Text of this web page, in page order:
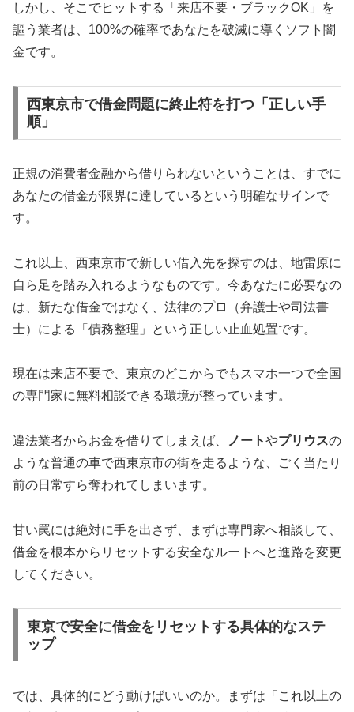
しかし、そこでヒットする「来店不要・ブラックOK」を
謳う業者は、100%の確率であなたを破滅に導くソフト闇
金です。
西東京市で借金問題に終止符を打つ「正しい手
順」
正規の消費者金融から借りられないということは、すでに
あなたの借金が限界に達しているという明確なサインで
す。
これ以上、西東京市で新しい借入先を探すのは、地雷原に
自ら足を踏み入れるようなものです。今あなたに必要なの
は、新たな借金ではなく、法律のプロ（弁護士や司法書
士）による「債務整理」という正しい止血処置です。
現在は来店不要で、東京のどこからでもスマホ一つで全国
の専門家に無料相談できる環境が整っています。
違法業者からお金を借りてしまえば、 ノートやプリウスの
ような普通の車で西東京市の街を走るような、ごく当たり
前の日常すら奪われてしまいます。
甘い罠には絶対に手を出さず、まずは専門家へ相談して、
借金を根本からリセットする安全なルートへと進路を変更
してください。
東京で安全に借金をリセットする具体的なステ
ップ
では、具体的にどう動けばいいのか。まずは「これ以上の